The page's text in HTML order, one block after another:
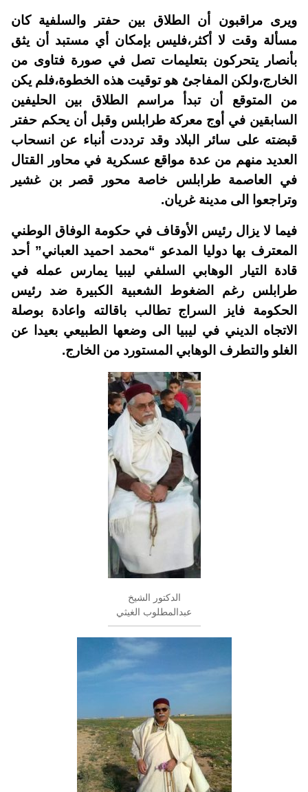
ويرى مراقبون أن الطلاق بين حفتر والسلفية كان
مسألة وقت لا أكثر،فليس بإمكان أي مستبد أن يثق
بأنصار يتحركون بتعليمات تصل في صورة فتاوى من
الخارج،ولكن المفاجئ هو توقيت هذه الخطوة،فلم يكن
من المتوقع أن تبدأ مراسم الطلاق بين الحليفين
السابقين في أوج معركة طرابلس وقبل أن يحكم حفتر
قبضته على سائر البلاد وقد ترددت أنباء عن انسحاب
العديد منهم من عدة مواقع عسكرية في محاور القتال
في العاصمة طرابلس خاصة محور قصر بن غشير
وتراجعوا الى مدينة غريان.
فيما لا يزال رئيس الأوقاف في حكومة الوفاق الوطني
المعترف بها دوليا المدعو “محمد احميد العباني” أحد
قادة التيار الوهابي السلفي ليبيا يمارس عمله في
طرابلس رغم الضغوط الشعبية الكبيرة ضد رئيس
الحكومة فايز السراج تطالب باقالته واعادة بوصلة
الاتجاه الديني في ليبيا الى وضعها الطبيعي بعيدا عن
الغلو والتطرف الوهابي المستورد من الخارج.
الدكتور الشيخ
عبدالمطلوب الغيثي